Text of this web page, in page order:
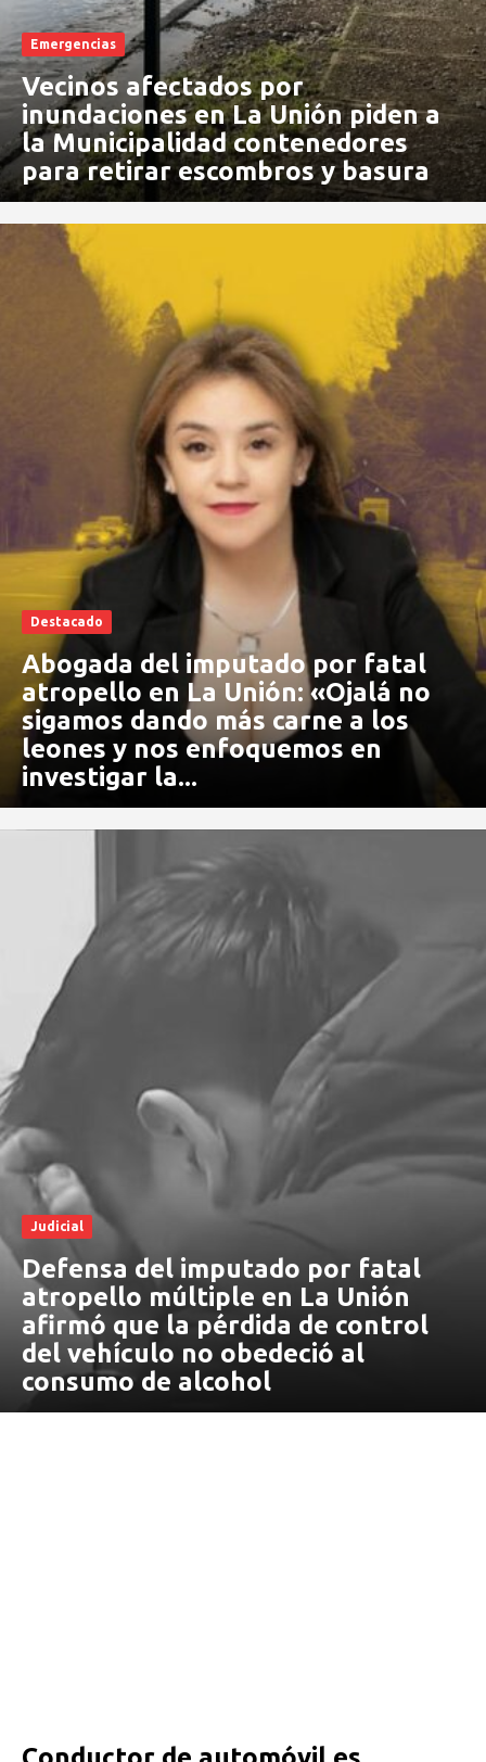
Emergencias
Vecinos afectados por
inundaciones en La Unión piden a
la Municipalidad contenedores
para retirar escombros y basura
Destacado
Abogada del imputado por fatal
atropello en La Unión: «Ojalá no
sigamos dando más carne a los
leones y nos enfoquemos en
investigar la...
Judicial
Defensa del imputado por fatal
atropello múltiple en La Unión
afirmó que la pérdida de control
del vehículo no obedeció al
consumo de alcohol